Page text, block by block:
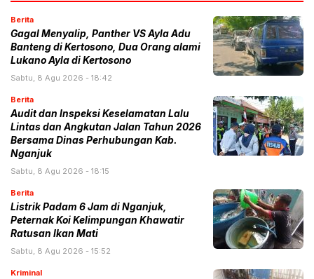
Berita
Gagal Menyalip, Panther VS Ayla Adu
Banteng di Kertosono, Dua Orang alami
Lukano Ayla di Kertosono
Sabtu, 8 Agu 2026 - 18:42
Berita
Audit dan Inspeksi Keselamatan Lalu
Lintas dan Angkutan Jalan Tahun 2026
Bersama Dinas Perhubungan Kab.
Nganjuk
Sabtu, 8 Agu 2026 - 18:15
Berita
Listrik Padam 6 Jam di Nganjuk,
Peternak Koi Kelimpungan Khawatir
Ratusan Ikan Mati
Sabtu, 8 Agu 2026 - 15:52
Kriminal